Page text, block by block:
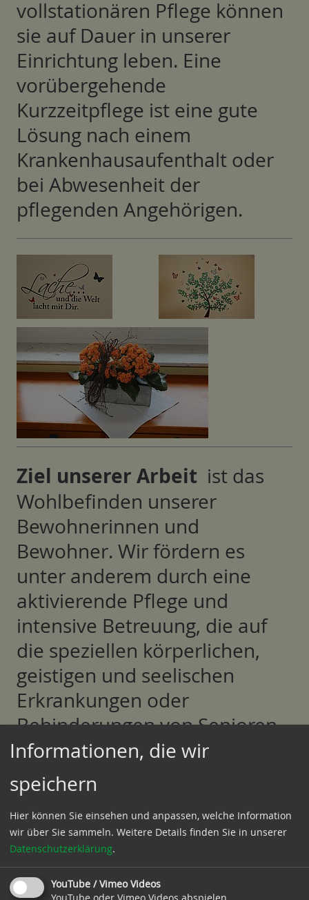
vollstationären Pflege können
sie auf Dauer in unserer
Einrichtung leben. Eine
vorübergehende
Kurzzeitpflege ist eine gute
Lösung nach einem
Krankenhausaufenthalt oder
bei Abwesenheit der
pflegenden Angehörigen.
Ziel unserer Arbeit ist das
Wohlbefinden unserer
Bewohnerinnen und
Bewohner. Wir fördern es
unter anderem durch eine
aktivierende Pflege und
intensive Betreuung, die auf
die speziellen körperlichen,
geistigen und seelischen
Erkrankungen oder
Behinderungen von Senioren,
aber auch jüngeren Menschen
abgestimmt wird. Die ärztliche
und fachtherapeutische
Betreuung stellen am Ort
niedergelassene Ärzte,
Therapeuten und Apotheker
Informationen, die wir
speichern
Hier können Sie einsehen und anpassen, welche Information
wir über Sie sammeln. Weitere Details finden Sie in unserer
Datenschutzerklärung.
YouTube / Vimeo Videos
YouTube oder Vimeo Videos abspielen